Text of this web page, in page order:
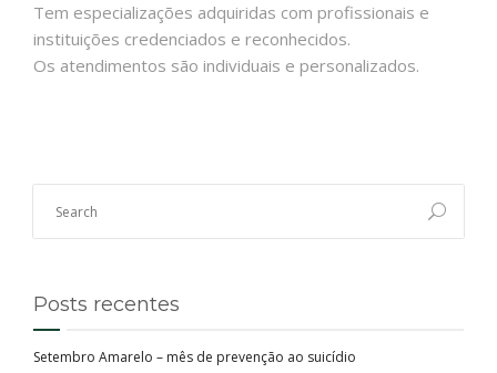
Tem especializações adquiridas com profissionais e
instituições credenciados e reconhecidos.
Os atendimentos são individuais e personalizados.
Posts recentes
Setembro Amarelo – mês de prevenção ao suicídio